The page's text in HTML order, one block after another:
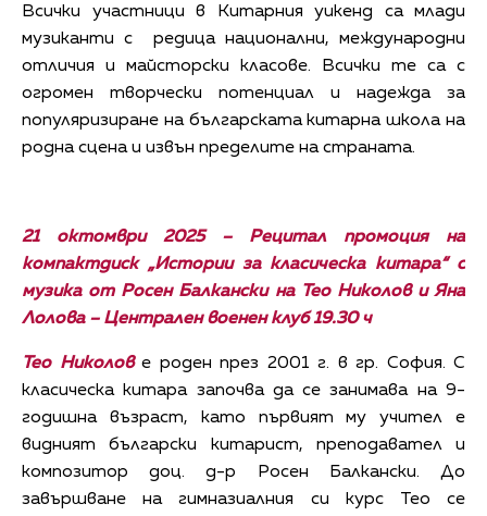
Всички участници в Китарния уикенд са млади
музиканти с редица национални, международни
отличия и майсторски класове. Всички те са с
огромен творчески потенциал и надежда за
популяризиране на българската китарна школа на
родна сцена и извън пределите на страната.
21 октомври 2025 – Рецитал промоция на
компактдиск „Истории за класическа китара“ с
музика от Росен Балкански на Тео Николов и Яна
Лолова – Централен военен клуб 19.30 ч
Тео Николове роден през 2001 г. в гр. София. С
класическа китара започва да се занимава на 9-
годишна възраст, като първият му учител е
видният български китарист, преподавател и
композитор доц. д-р Росен Балкански. До
завършване на гимназиалния си курс Тео се